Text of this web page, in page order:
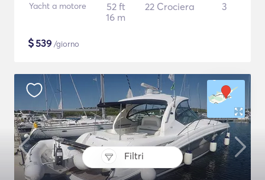
Filtri
Yacht a motore
52 ft
16 m
22 Crociera 3
$539 /giorno